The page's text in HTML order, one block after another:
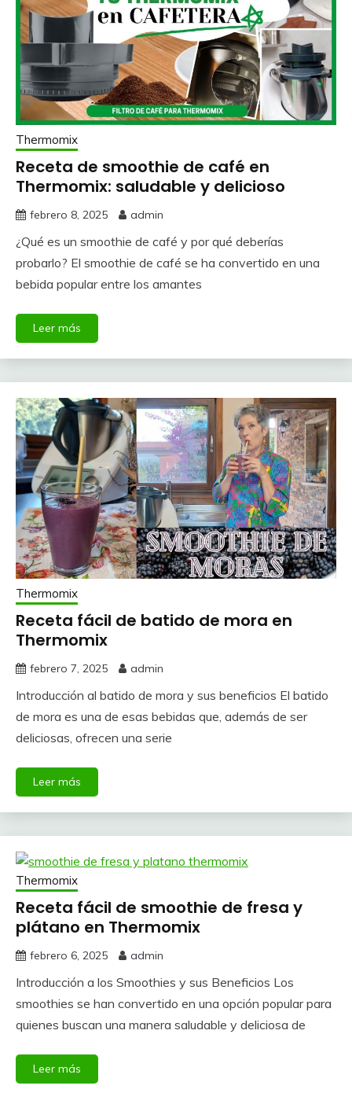
Thermomix
Receta de smoothie de café en
Thermomix: saludable y delicioso
febrero 8, 2025 admin
¿Qué es un smoothie de café y por qué deberías
probarlo? El smoothie de café se ha convertido en una
bebida popular entre los amantes
Leer más
Thermomix
Receta fácil de batido de mora en
Thermomix
febrero 7, 2025 admin
Introducción al batido de mora y sus beneficios El batido
de mora es una de esas bebidas que, además de ser
deliciosas, ofrecen una serie
Leer más
Thermomix
Receta fácil de smoothie de fresa y
plátano en Thermomix
febrero 6, 2025 admin
Introducción a los Smoothies y sus Beneficios Los
smoothies se han convertido en una opción popular para
quienes buscan una manera saludable y deliciosa de
Leer más